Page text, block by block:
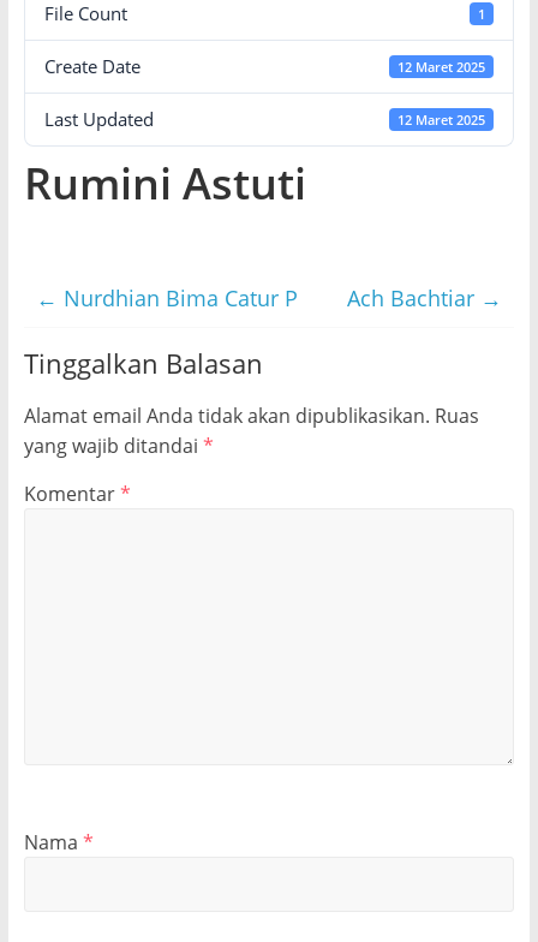
File Count 1
Create Date 12 Maret 2025
Last Updated 12 Maret 2025
Rumini Astuti
← Nurdhian Bima Catur P Ach Bachtiar →
Tinggalkan Balasan
Alamat email Anda tidak akan dipublikasikan. Ruas
yang wajib ditandai *
Komentar*
Nama *